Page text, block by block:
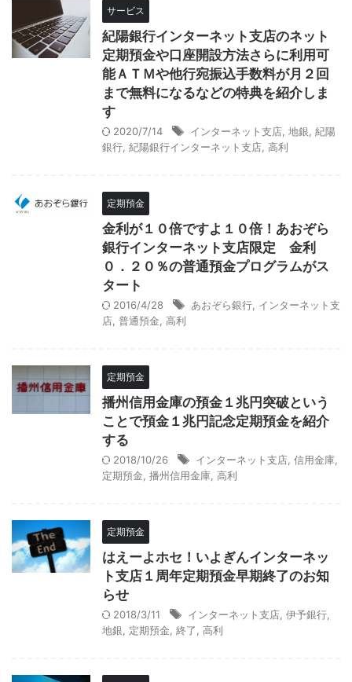
サービス
紀陽銀行インターネット支店のネット
定期預金や口座開設方法さらに利用可
能ＡＴＭや他行宛振込手数料が月２回
まで無料になるなどの特典を紹介しま
す
2020/7/14 インターネット支店 地銀 紀陽
銀行 紀陽銀行インターネット支店 高利
定期預金
金利が１０倍ですよ１０倍！あおぞら
銀行インターネット支店限定 金利
０．２０％の普通預金プログラムがス
タート
2016/4/28 あおぞら銀行 インターネット支
店 普通預金 高利
定期預金
播州信用金庫の預金１兆円突破という
ことで預金１兆円記念定期預金を紹介
する
2018/10/26 インターネット支店 信用金庫
定期預金 播州信用金庫 高利
定期預金
はえーよホセ！いよぎんインターネッ
ト支店１周年定期預金早期終了のお知
らせ
2018/3/11 インターネット支店 伊予銀行
地銀
定期預金 終了 高利